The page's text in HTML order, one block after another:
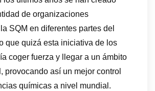
de organizaciones
SQM en diferentes partes del
que quizá esta iniciativa de los
coger fuerza y llegar a un ámbito
provocando así un mejor control
químicas a nivel mundial.